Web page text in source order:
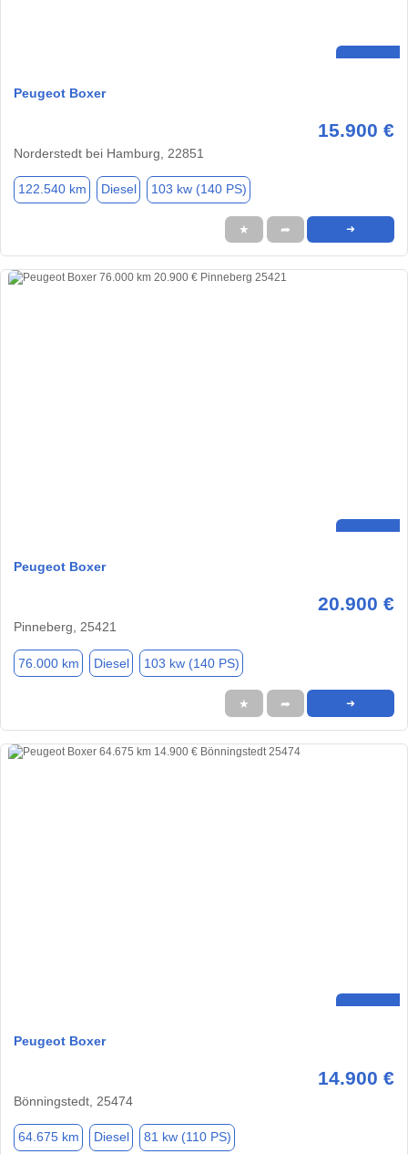
Peugeot Boxer
15.900 €
Norderstedt bei Hamburg, 22851
122.540 km Diesel 103 kw (140 PS)
★ ➦ ➜
Peugeot Boxer
20.900 €
Pinneberg, 25421
76.000 km Diesel 103 kw (140 PS)
★ ➦ ➜
Peugeot Boxer
14.900 €
Bönningstedt, 25474
64.675 km Diesel 81 kw (110 PS)